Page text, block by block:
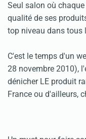
Seul salon où
qualité de ses
top niveau dans tous
C'est le temps d'un
28 novembre 2010),
dénicher LE produit
France ou d'ailleurs,